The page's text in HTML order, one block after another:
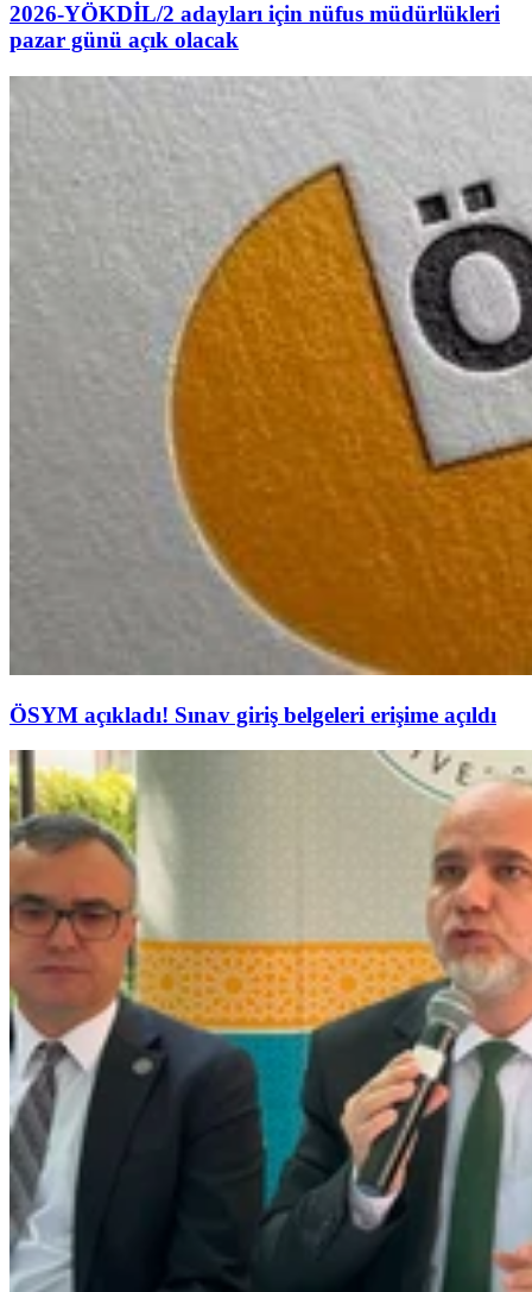
2026-YÖKDİL/2 adayları için nüfus müdürlükleri
pazar günü açık olacak
ÖSYM açıkladı! Sınav giriş belgeleri erişime açıldı